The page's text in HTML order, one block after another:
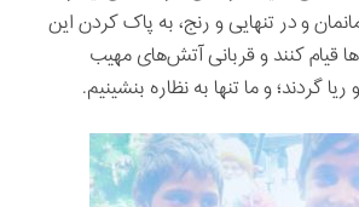
و در تنهایی و رنج، به پاک کردن این
قیام کنند و قربانی آتش‌های مهیب
گردند؛ و ما تنها به نظاره بنشینیم.